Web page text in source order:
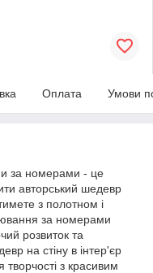
Оплата Умови
за номерами - це
авторський шедевр
з полотном і
за номерами
розвиток та
на стіну в інтер'єр
з красивим